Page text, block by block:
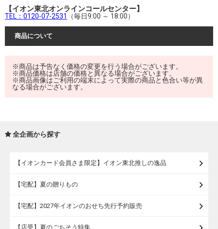
【イオン東北オンラインコールセンター】
TEL：0120-07-2531 （毎日9:00 ～ 18:00）
商品について
※商品は予告なく価格の変更を行う場合がございます。
※商品価格は店舗の価格と異なる場合がございます。
※商品画像はご利用の端末によって実際の商品と色合い等が異
なる場合がございます。
全企画から探す
【イオンカード会員さま限定】イオン東北推しの逸品
【宅配】夏の贈りもの
【宅配】2027年イオンのおせち先行予約販売
【店受】夏のごちそう特集